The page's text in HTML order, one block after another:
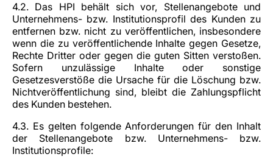
4.2. Das HPI behält sich vor, Stellenangebote und
Unternehmens- bzw. Institutionsprofil des Kunden zu
entfernen bzw. nicht zu veröffentlichen, insbesondere
wenn die zu veröffentlichende Inhalte gegen Gesetze,
Rechte Dritter oder gegen die guten Sitten verstoßen.
Sofern unzulässige Inhalte oder sonstige
Gesetzesverstöße die Ursache für die Löschung bzw.
Nichtveröffentlichung sind, bleibt die Zahlungspflicht
des Kunden bestehen.
4.3. Es gelten folgende Anforderungen für den Inhalt
der Stellenangebote bzw. Unternehmens- bzw.
Institutionsprofile: